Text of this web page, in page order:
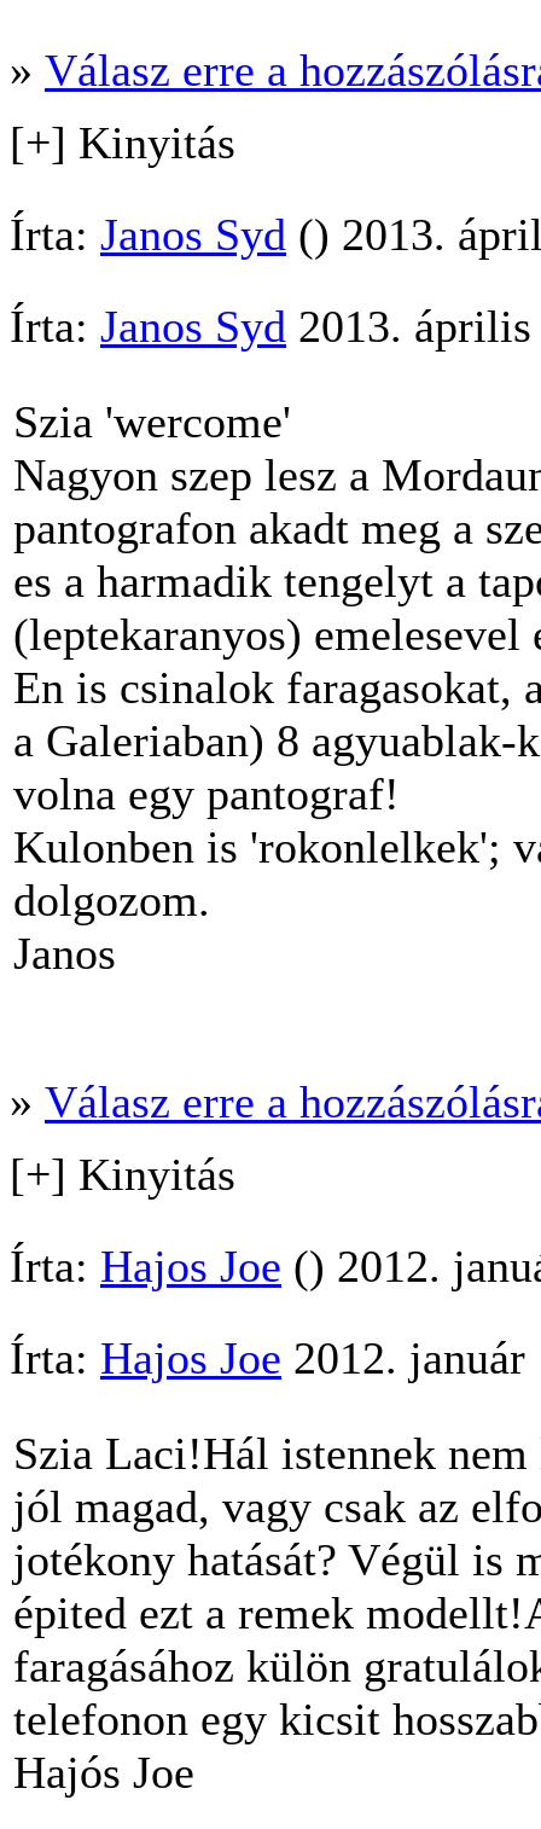
» Válasz erre a
[+] Kinyitás
Írta: Janos Syd () 2013.
Írta: Janos Syd 2013.
Szia 'wercome'
Nagyon szep lesz a
pantografon akadt meg a
es a harmadik tengelyt a
(leptekaranyos) emelesevel
En is csinalok faragasokat,
a Galeriaban) 8
volna egy pantograf!
Kulonben is 'rokonlelkek';
dolgozom.
Janos
» Válasz erre a
[+] Kinyitás
Írta: Hajos Joe () 2012.
Írta: Hajos Joe 2012.
Szia Laci!Hál istennek
jól magad, vagy csak az
jotékony hatását? Végül is
épited ezt a remek
faragásához külön
telefonon egy kicsit
Hajós Joe